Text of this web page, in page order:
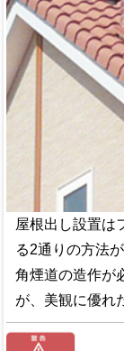
屋根出し設置は
る2通りの方法が
角煙道の造作が
が、美観に優れ